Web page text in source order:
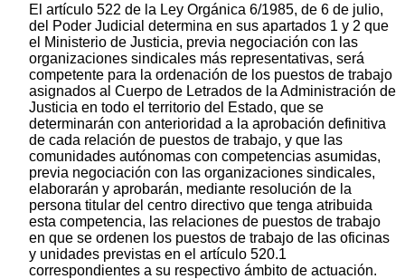
El artículo 522 de la Ley Orgánica 6/1985, de 6 de julio,
del Poder Judicial determina en sus apartados 1 y 2 que
el Ministerio de Justicia, previa negociación con las
organizaciones sindicales más representativas, será
competente para la ordenación de los puestos de trabajo
asignados al Cuerpo de Letrados de la Administración de
Justicia en todo el territorio del Estado, que se
determinarán con anterioridad a la aprobación definitiva
de cada relación de puestos de trabajo, y que las
comunidades autónomas con competencias asumidas,
previa negociación con las organizaciones sindicales,
elaborarán y aprobarán, mediante resolución de la
persona titular del centro directivo que tenga atribuida
esta competencia, las relaciones de puestos de trabajo
en que se ordenen los puestos de trabajo de las oficinas
y unidades previstas en el artículo 520.1
correspondientes a su respectivo ámbito de actuación.